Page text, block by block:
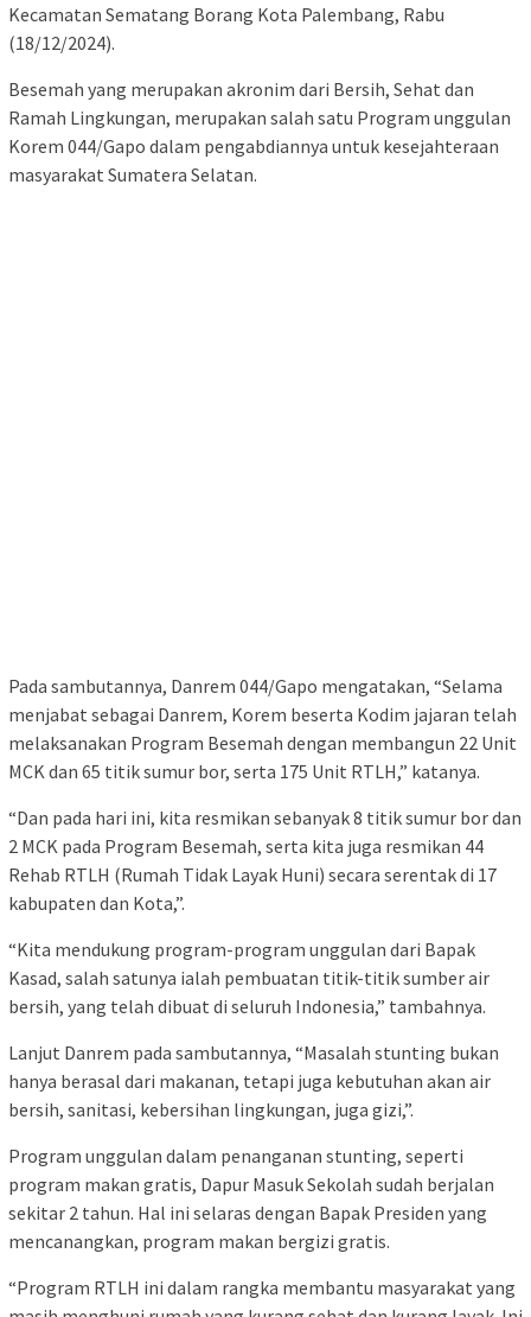
Kecamatan Sematang Borang Kota Palembang, Rabu
(18/12/2024).
Besemah yang merupakan akronim dari Bersih, Sehat dan
Ramah Lingkungan, merupakan salah satu Program unggulan
Korem 044/Gapo dalam pengabdiannya untuk kesejahteraan
masyarakat Sumatera Selatan.
Pada sambutannya, Danrem 044/Gapo mengatakan, “Selama
menjabat sebagai Danrem, Korem beserta Kodim jajaran telah
melaksanakan Program Besemah dengan membangun 22 Unit
MCK dan 65 titik sumur bor, serta 175 Unit RTLH,” katanya.
“Dan pada hari ini, kita resmikan sebanyak 8 titik sumur bor dan
2 MCK pada Program Besemah, serta kita juga resmikan 44
Rehab RTLH (Rumah Tidak Layak Huni) secara serentak di 17
kabupaten dan Kota,”.
“Kita mendukung program-program unggulan dari Bapak
Kasad, salah satunya ialah pembuatan titik-titik sumber air
bersih, yang telah dibuat di seluruh Indonesia,” tambahnya.
Lanjut Danrem pada sambutannya, “Masalah stunting bukan
hanya berasal dari makanan, tetapi juga kebutuhan akan air
bersih, sanitasi, kebersihan lingkungan, juga gizi,”.
Program unggulan dalam penanganan stunting, seperti
program makan gratis, Dapur Masuk Sekolah sudah berjalan
sekitar 2 tahun. Hal ini selaras dengan Bapak Presiden yang
mencanangkan, program makan bergizi gratis.
“Program RTLH ini dalam rangka membantu masyarakat yang